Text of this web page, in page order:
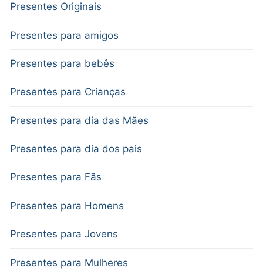
Presentes Originais
Presentes para amigos
Presentes para bebês
Presentes para Crianças
Presentes para dia das Mães
Presentes para dia dos pais
Presentes para Fãs
Presentes para Homens
Presentes para Jovens
Presentes para Mulheres